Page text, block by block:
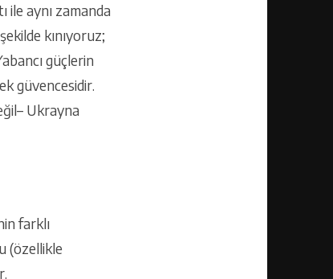
ile aynı zamanda
kınıyoruz;
güçlerin
güvencesidir.
Ukrayna
farklı
(özellikle